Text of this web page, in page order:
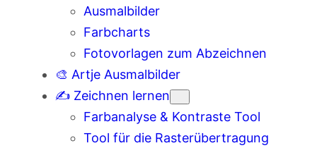
Ausmalbilder
Farbcharts
Fotovorlagen zum Abzeichnen
🎨 Artje Ausmalbilder
✍️ Zeichnen lernen
Farbanalyse & Kontraste Tool
Tool für die Rasterübertragung